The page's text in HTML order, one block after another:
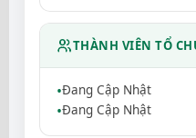
THÀNH VIÊN TỔ
Đang Cập Nhật
Đang Cập Nhật